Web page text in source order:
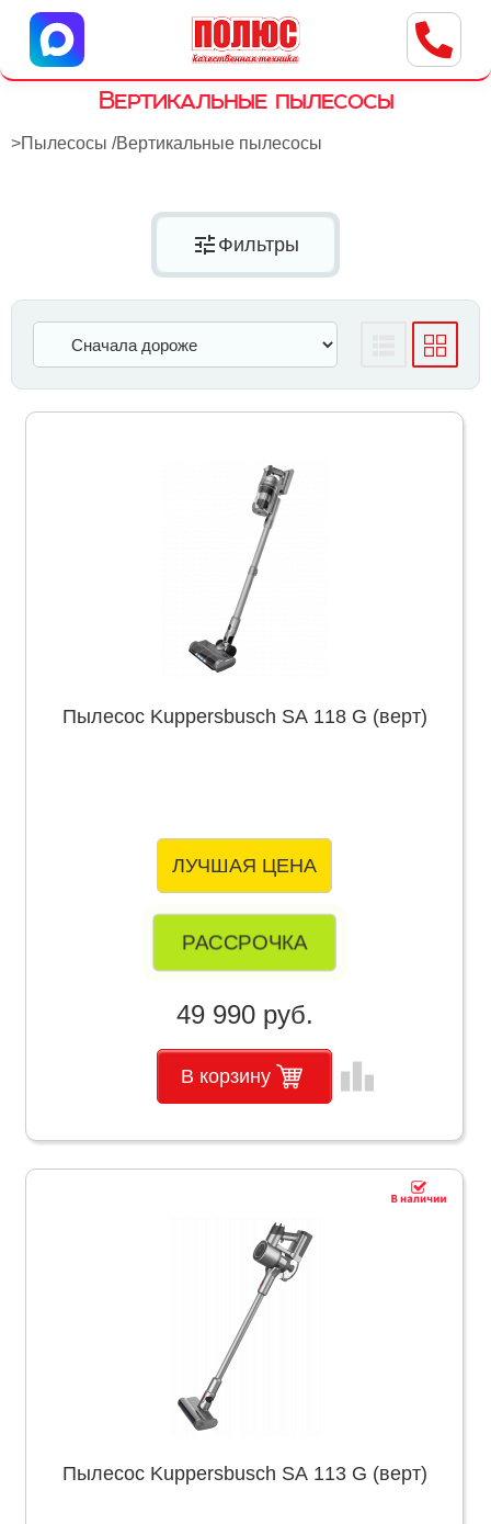
Центр бытовой техники
г. Ульяновск, ул. Пушкарева, 8a
Вертикальные пылесосы
>Пылесосы /Вертикальные пылесосы
tune Фильтры
Пылесос Kuppersbusch SA 118 G (верт)
ЛУЧШАЯ ЦЕНА
РАССРОЧКА
49 990 руб.
В корзину leaderboard
Пылесос Kuppersbusch SA 113 G (верт)